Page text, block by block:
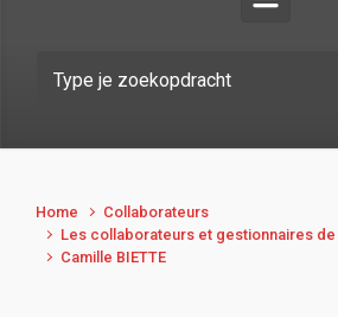
Home
Collaborateurs
Les collaborateurs et gestionnaires
Camille BIETTE